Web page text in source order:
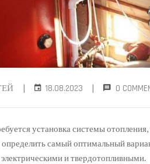
| 18.08.2023 | 0
установка системы
самый оптимальный
и твердотопливными.